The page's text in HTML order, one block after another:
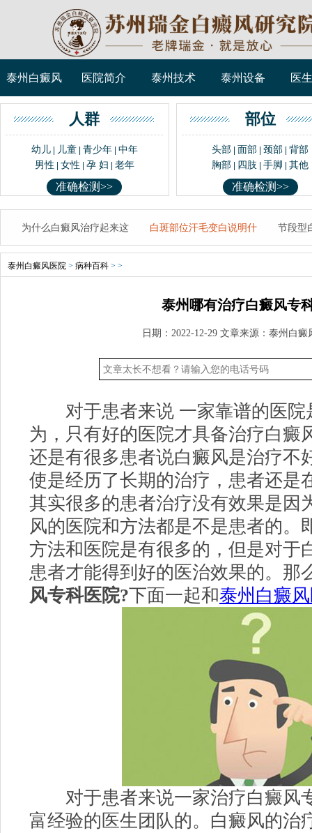
泰州白癜风 医院简介 泰州技术 泰州设备 医
人群
幼儿| 儿童| 青少年| 中年
男性
女性 孕 妇 老年
准确检测>>
部位
头部 面部 |颈部 |背部
胸部
四肢 |手脚 |其他
准确检测>>
为什么白癜风治疗起来这 白斑部位汗毛变白说明什 节段型
泰州白癜风医院 > 病种百科 > >
泰州哪有治疗白癜风专
日期：2022-12-29 文章来源： 泰州白癜
对于患者来说 一家靠谱的医院
为，只有好的医院才具备治疗白癜
还是有很多患者说白癜风是治疗不
使是经历了长期的治疗，患者还是
其实很多的患者治疗没有效果是因
风的医院和方法都是不是患者的。
方法和医院是有很多的，但是对于
患者才能得到好的医治效果的。那
风专科医院?下面一起和泰州白癜
对于患者来说一家治疗白癜风
富经验的医生团队的。白癜风的治